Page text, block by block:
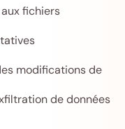
fichiers
modifications de
de données